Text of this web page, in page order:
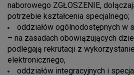
naborowego ZGŁOSZENIE,
potrzebie kształcenia specjalnego;
oddziałów ogólnodostępnych w
– na zasadach obowiązujących
podlegają rekrutacji z
elektronicznego,
oddziałów integracyjnych i